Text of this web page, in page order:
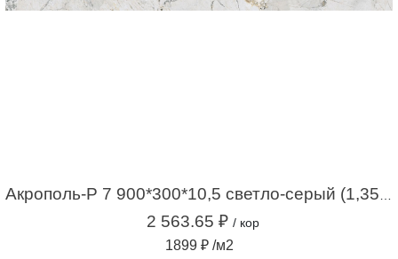
2 563.65 ₽ / кор
1899 ₽ /м2